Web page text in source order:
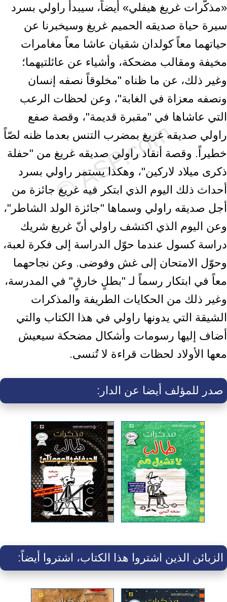
«مذكّرات غريغ هيفلي» أيضاً، سيبدأ راولي بسرد
‏سيرة حياة صديقه الحميم غريغ وسيخبرنا عن
حياتهما معاً كولدان شقيان ‏عاشا معاً مغامرات
مخيفة ومقالب مضحكة، وأشياء عن عائلتيهما؛
وغير ‏ذلك، عن ما ظناه "مخلوقاً نصفه إنسان
ونصفه معزاة في الغابة"، وعن ‏لحظات الرعب
التي عاشاها في "مقبرة قديمة"، وقصة صفع
راولي صديقه ‏غريغ بمضرب التنس بعدما ظنه لصّاً
خطيراً. وقصة أنقاذ راولي صديقه ‏غريغ من "حفلة
ذكرى ميلاد لاركين"، وهكذا يستمر راولي بسرد
أحداث ذلك ‏اليوم الذي ابتكر فيه غريغ جائزة من
أجل صديقه راولي وسماها "جائزة ‏الولد الشاطر"،
وعن اليوم الذي اكتشف راولي أنّ غريغ شريك
دراسة ‏كسول عندما حوّل الدراسة إلى فكرة لعبة،
وحوّل الامتحان إلى غش ‏وفوضى. وعن نجاحهما
معاً في ابتكار رسماً لـ "بطلٍ خارقٍ" في المدرسة،
‏وغير ذلك من الحكايات الطريفة والمذكرات
الشيقة التي يدونها راولي في ‏هذا الكتاب والتي
أضاف إليها رسومات وأشكال مضحكة سيعيش
معها ‏الأولاد لحظات قراءة لا تُنسى.‏
صدر للمؤلف أيضا عن الدار:
الزبائن الذين اشتروا هذا الكتاب، اشتروا أيضاً: